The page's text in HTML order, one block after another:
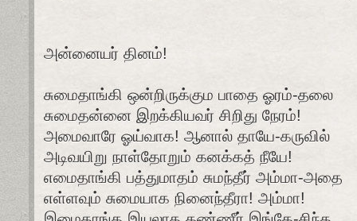
அன்னையர் தினம்!
சுமைதாங்கி ஒன்றிருக்கும பாதை ஓரம்-தலை
சுமைதன்னை இறக்கியவர் சிறிது நேரம்!
அமைவாரே ஓய்வாக! ஆனால் தாயே-கருவில்
அடிவயிறு நாள்தோறும் கனக்கத் நீயே!
எமைதாங்கி பத்துமாதம் சுமந்தீர் அம்மா-அதை
எள்ளவும் சுமையாக நினைந்தீரா! அம்மா!